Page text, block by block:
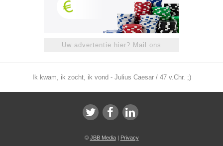
Uw advertentie hier? Mail ons
Ik kwam, ik zocht, ik vond - Julius Caesar / 47 v.Chr. ;)
© JBB Media| Privacy